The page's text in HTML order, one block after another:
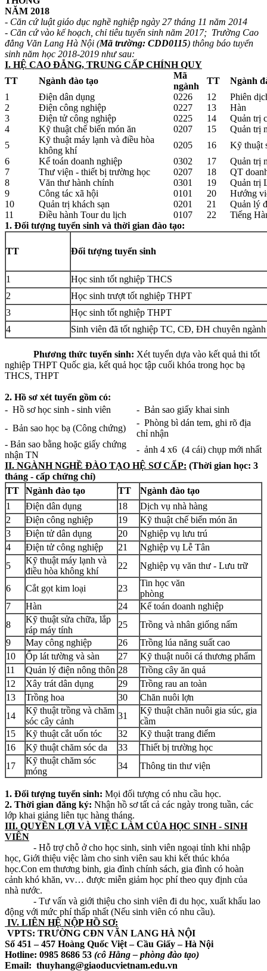
NĂM 2018
- Căn cứ luật giáo dục nghề nghiệp ngày 27 tháng 11 năm 2014
- Căn cứ vào kế hoạch, chỉ tiêu tuyển sinh năm 2017; Trường Cao
đẳng Văn Lang Hà Nội (Mã trường: CDD0115) thông báo tuyển
sinh năm học 2018-2019 như sau:
I. HỆ CAO ĐẲNG, TRUNG CẤP CHÍNH QUY
TT
Ngành đào tạo
Mã
ngành
TT
Ngành
1
Điện dân dụng 0226 12
Phiên
2
Điện công nghiệp 0227 13
Hàn
3
Điện tử công nghiệp 0225 14
Quản trị
4
Kỹ thuật chế biến món ăn 0207 15
Quản trị
5
Kỹ thuật máy lạnh và điều hòa
không khí
0205 16
Kỹ thuật
6
Kế toán doanh nghiệp 0302 17
Quản trị
7
Thư viện - thiết bị trường học 0207 18
QT
8
Văn thư hành chính 0301 19
Quản trị
9
Công tác xã hội 0101 20
Hướng
10
Quản trị khách sạn 0201 21
Quản lý
11
Điều hành Tour du lịch 0107 22
Tiếng
1. Đối tượng tuyển sinh và thời gian đào tạo:
TT Đối tượng tuyển sinh
1
Học sinh tốt nghiệp THCS
2
Học sinh trượt tốt nghiệp THPT
3
Học sinh tốt nghiệp THPT
4
Sinh viên đã tốt nghiệp TC, CĐ, ĐH chuyên
Phương thức tuyển sinh: Xét tuyển dựa vào kết quả thi tốt
nghiệp THPT Quốc gia, kết quả học tập cuối khóa trong học bạ
THCS, THPT
2. Hồ sơ xét tuyển gồm có:
- Hồ sơ học sinh - sinh viên
- Bản sao giấy khai sinh
- Bản sao học bạ (Công chứng)
- Phòng bì dán tem, ghi rõ địa
chỉ nhận
- Bản sao bằng hoặc giấy chứng
nhận TN
- ảnh 4 x6 (4 cái) chụp mới nhất
II. NGÀNH NGHỀ ĐÀO TẠO HỆ SƠ CẤP: (Thời gian học: 3
tháng - cấp chứng chỉ)
TT
Ngành đào tạo TT
Ngành đào tạo
1
Điện dân dụng 18
Dịch vụ nhà hàng
2
Điện công nghiệp 19
Kỹ thuật chế biến món ăn
3
Điện tử dân dụng 20
Nghiệp vụ lưu trú
4
Điện tử công nghiệp 21
Nghiệp vụ Lễ Tân
5
Kỹ thuật máy lạnh và
điều hòa không khí
22 Nghiệp vụ văn thư - Lưu trữ
6 Cắt gọt kim loại 23
Tin học văn
phòng
7
Hàn 24
Kế toán doanh nghiệp
8
Kỹ thuật sửa chữa, lắp
ráp máy tính
25
Trồng và nhân giống nấm
9
May công nghiệp 26
Trồng lúa năng suất cao
10
Ốp lát tường và sàn 27
Kỹ thuật nuôi cá thương phẩm
11
Quản lý điện nông thôn 28
Trồng cây ăn quả
12
Xây trát dân dụng 29
Trồng rau an toàn
13
Trồng hoa 30
Chăn nuôi lợn
14
Kỹ thuật trồng và chăm
sóc cây cảnh
31
Kỹ thuật chăn nuôi gia súc, gia
cầm
15
Kỹ thuật cắt uốn tóc 32
Kỹ thuật trang điểm
16
Kỹ thuật chăm sóc da 33
Thiết bị trường học
17
Kỹ thuật chăm sóc
móng
34 Thông tin thư viện
1. Đối tượng tuyển sinh: Mọi đối tượng có nhu cầu học.
2. Thời gian đăng ký: Nhận hồ sơ tất cả các ngày trong tuần, các
lớp khai giảng liên tục hàng tháng.
III. QUYỀN LỢI VÀ VIỆC LÀM CỦA HỌC SINH - SINH
VIÊN
- Hỗ trợ chỗ ở cho học sinh, sinh viên ngoại tỉnh khi nhập
học, Giới thiệu việc làm cho sinh viên sau khi kết thúc khóa
học.Con em thương binh, gia đình chính sách, gia đình có hoàn
cảnh khó khăn, vv… được miễn giảm học phí theo quy định của
nhà nước.
- Tư vấn và giới thiệu cho sinh viên đi du học, xuất khẩu lao
động với mức phí thấp nhất (Nếu sinh viên có nhu cầu).
IV. LIÊN HỆ NỘP HỒ SƠ:
VPTS: TRƯỜNG CĐN VĂN LANG HÀ NỘI
Số 451 – 457 Hoàng Quốc Việt – Cầu Giấy – Hà Nội
Hotline: 0985 8686 53 (cô Hằng – phòng đào tạo)
Email: thuyhang@giaoducvietnam.edu.vn